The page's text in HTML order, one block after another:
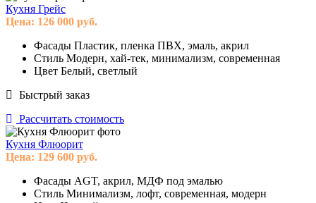
Кухня Грейс
Цена: 126 000 руб.
Фасады Пластик, пленка ПВХ, эмаль, акрил
Стиль Модерн, хай-тек, минимализм, современная
Цвет Белый, светлый
Быстрый заказ
Рассчитать стоимость
Кухня Флюорит
Цена: 129 600 руб.
Фасады AGT, акрил, МДФ под эмалью
Стиль Минимализм, лофт, современная, модерн